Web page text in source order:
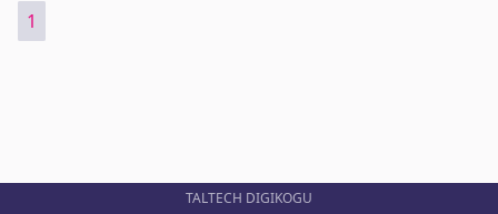
1
TALTECH DIGIKOGU